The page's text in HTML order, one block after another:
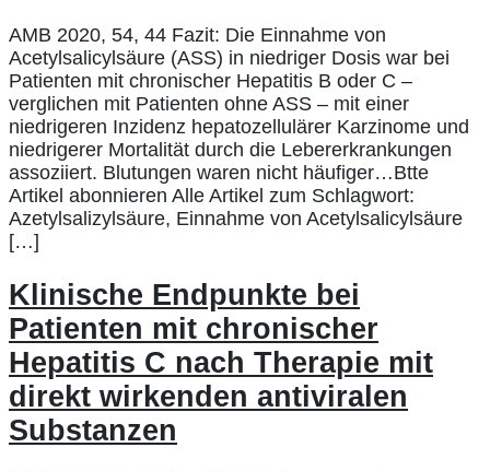
AMB 2020, 54, 44 Fazit: Die Einnahme von
Acetylsalicylsäure (ASS) in niedriger Dosis war bei
Patienten mit chronischer Hepatitis B oder C –
verglichen mit Patienten ohne ASS – mit einer
niedrigeren Inzidenz hepatozellulärer Karzinome und
niedrigerer Mortalität durch die Lebererkrankungen
assoziiert. Blutungen waren nicht häufiger…Btte
Artikel abonnieren Alle Artikel zum Schlagwort:
Azetylsalizylsäure, Einnahme von Acetylsalicylsäure
[…]
Klinische Endpunkte bei
Patienten mit chronischer
Hepatitis C nach Therapie mit
direkt wirkenden antiviralen
Substanzen